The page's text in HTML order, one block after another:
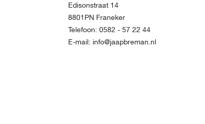
Edisonstraat 14
8801PN Franeker
Telefoon:0582 - 57 22 44
E-mail: info@jaapbreman.nl